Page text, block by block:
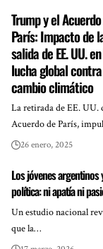
Trump y el
París: Impacto de
salida de EE. UU.
lucha global
cambio climático
La retirada de EE. UU.
Acuerdo de París,
26 enero, 2025
Los jóvenes argentinos
política: ni apatía ni
Un estudio nacional
que la…